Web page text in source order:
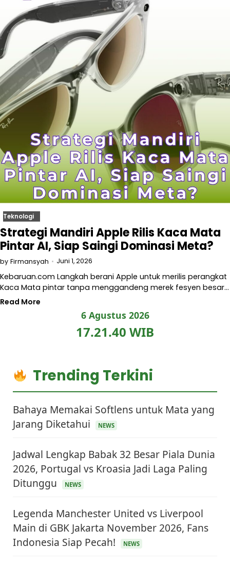
Teknologi
Strategi Mandiri Apple Rilis Kaca Mata
Pintar AI, Siap Saingi Dominasi Meta?
by Firmansyah Juni 1, 2026
Kebaruan.com Langkah berani Apple untuk merilis perangkat
Kaca Mata pintar tanpa menggandeng merek fesyen besar…
Read More
6 Agustus 2026
17.21.41 WIB
Trending Terkini
Bahaya Memakai Softlens untuk Mata yang
Jarang Diketahui
NEWS
Jadwal Lengkap Babak 32 Besar Piala Dunia
2026, Portugal vs Kroasia Jadi Laga Paling
Ditunggu
NEWS
Legenda Manchester United vs Liverpool
Main di GBK Jakarta November 2026, Fans
Indonesia Siap Pecah!
NEWS